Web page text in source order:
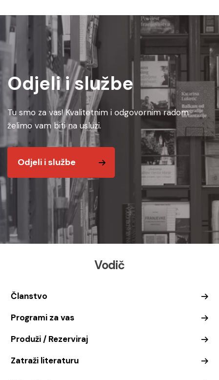
Odjeli i službe
Tu smo za vas! Kvalitetnim i odgovornim radom
želimo vam biti na usluzi.
Odjeli i službe
Vodič
Članstvo
Programi za vas
Produži / Rezerviraj
Zatraži literaturu